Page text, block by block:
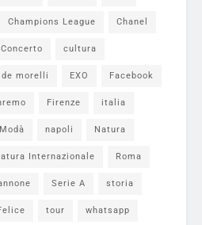
Champions League Chanel
Concerto cultura
morelli EXO Facebook
Firenze italia
Modà napoli Natura
Internazionale Roma
Serie A storia
tour whatsapp